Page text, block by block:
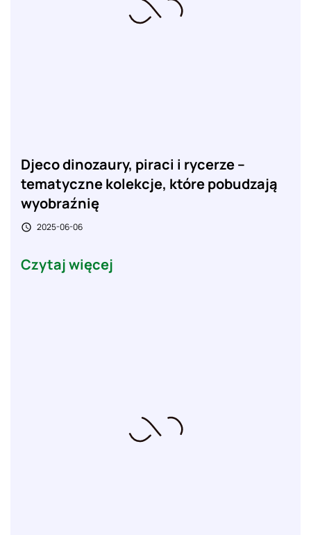
Djeco dinozaury, piraci i rycerze –
tematyczne kolekcje, które pobudzają
wyobraźnię
 2025-06-06
Czytaj więcej